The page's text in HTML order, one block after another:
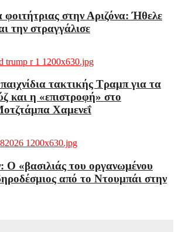
φοιτήτριας στην Αριζόνα: Ήθελε
την στραγγάλισε
τακτικής Τραμπ για τα
και η «επιστροφή» στο
Χαμενεΐ
Ο «βασιλιάς του οργανωμένου
από το Ντουμπάι στην